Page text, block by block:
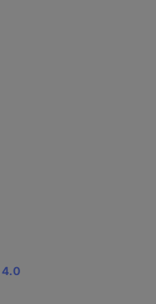
4.0